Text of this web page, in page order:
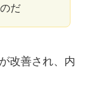
だ
改善され、内